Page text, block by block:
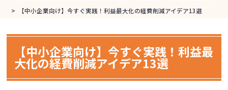
>
【中小企業向け】今すぐ実践！利益最大化の経費削減アイデア13選
【中小企業向け】今すぐ実践！利益最
大化の経費削減アイデア13選